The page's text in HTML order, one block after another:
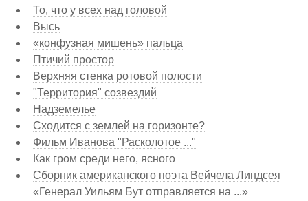
То, что у всех над головой
Высь
«конфузная мишень» пальца
Птичий простор
Верхняя стенка ротовой полости
"Территория" созвездий
Надземелье
Сходится с землей на горизонте?
Фильм Иванова "Расколотое ..."
Как гром среди него, ясного
Сборник американского поэта Вейчела Линдсея
«Генерал Уильям Бут отправляется на ...»